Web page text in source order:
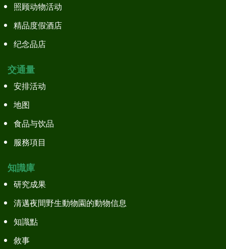
照顾动物活动
精品度假酒店
纪念品店
交通量
安排活动
地图
食品与饮品
服務項目
知識庫
研究成果
清邁夜間野生動物園的動物信息
知識點
敘事